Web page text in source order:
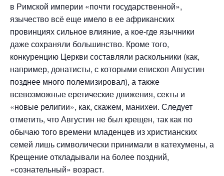
в Римской империи «почти государственной»,
язычество всё еще имело в ее африканских
провинциях сильное влияние, а кое-где язычники
даже сохраняли большинство. Кроме того,
конкуренцию Церкви составляли раскольники (как,
например, донатисты, с которыми епископ Августин
позднее много полемизировал), а также
всевозможные еретические движения, секты и
«новые религии», как, скажем, манихеи. Следует
отметить, что Августин не был крещен, так как по
обычаю того времени младенцев из христианских
семей лишь символически принимали в катехумены, а
Крещение откладывали на более поздний,
«сознательный» возраст.